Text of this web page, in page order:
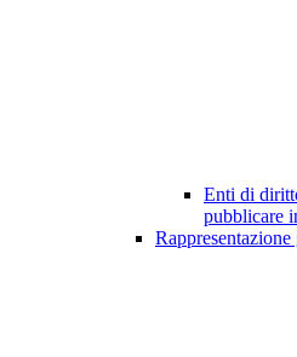
Enti di
pubblicare
Rappresentazione